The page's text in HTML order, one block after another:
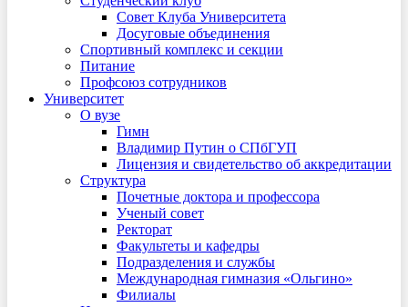
Совет Клуба Университета
Досуговые объединения
Спортивный комплекс и секции
Питание
Профсоюз сотрудников
Университет
О вузе
Гимн
Владимир Путин о СПбГУП
Лицензия и свидетельство об аккредитации
Структура
Почетные доктора и профессора
Ученый совет
Ректорат
Факультеты и кафедры
Подразделения и службы
Международная гимназия «Ольгино»
Филиалы